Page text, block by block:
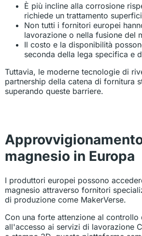
È più incline alla corrosione
richiede un trattamento
Non tutti i fornitori europei
lavorazione o nella fusione del
Il costo e la disponibilità
seconda della lega specifica e
Tuttavia, le moderne tecnologie di
partnership della catena di fornitura
superando queste barriere.
magnesio in Europa
I produttori europei possono
magnesio attraverso fornitori
di produzione come MakerVerse.
Con una forte attenzione al controllo
all'accesso ai servizi di lavorazione